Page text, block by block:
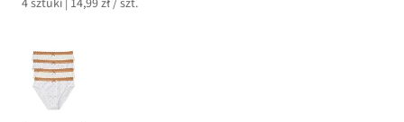
4 sztuki | 14,99 zł / szt.